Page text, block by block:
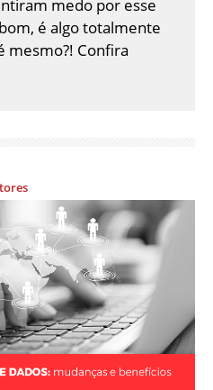
medo por esse
é algo totalmente
mesmo?! Confira